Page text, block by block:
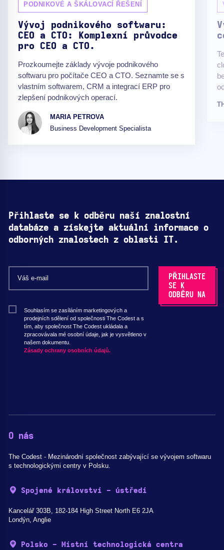
PODNIKOVÉ A ŠKÁLOVACÍ ŘEŠENÍ
Vývoj podnikového softwaru:
CEO a CTO: Komplexní průvodce
pro CEO a CTO.
Prozkoumejte základy vývoje podnikového
softwaru pro počítače CEO a CTO. Seznamte se s
vlastním softwarem, CRM a integrací ERP pro
zlepšení podnikových operací.
MARIA PETROVA
Business Development Specialista
Přihlaste se k odběru naší znalostní
databáze a získejte aktuální informace o
odborných znalostech z oblasti IT.
Souhlasím se zasíláním marketingových a
prodejních sdělení od společnosti The Codest a s
tím, aby společnost The Codest ukládala a
zpracovávala mé osobní údaje, jak je vysvětleno v
našem dokumentu.
Zásady ochrany osobních údajů.
O nás
The Codest - Mezinárodní společnost zabývající se vývojem softwaru
s technologickými centry v Polsku.
Spojené království - ústředí
Kancelář 303B, 182-184 High Street North E6 2JA
Londýn, Anglie
Polsko - Místní technologická centra